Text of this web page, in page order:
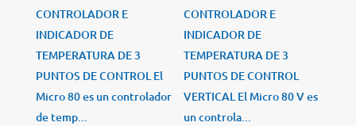
CONTROLADOR E
INDICADOR DE
TEMPERATURA DE 3
PUNTOS DE CONTROL El
Micro 80 es un controlador
de temp...
CONTROLADOR E
INDICADOR DE
TEMPERATURA DE 3
PUNTOS DE CONTROL
VERTICAL El Micro 80 V es
un controla...